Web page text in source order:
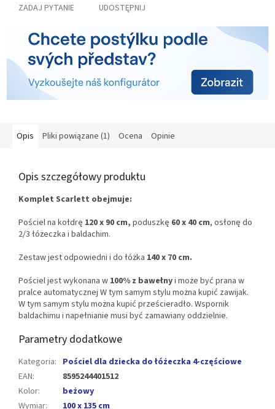
ZADAJ PYTANIE UDOSTĘPNIJ
Opis Pliki powiązane (1) Ocena Opinie
Opis szczegółowy produktu
Komplet Scarlett obejmuje:
Pościel na kołdrę 120 x 90 cm, poduszkę 60 x 40 cm, osłonę do
2/3 łóżeczka i baldachim.
Zestaw jest odpowiedni i do łóżka 140 x 70 cm.
Pościel jest wykonana w 100% z bawełnyi może być prana w
pralce automatycznej W tym samym stylu można kupić zawijak.
W tym samym stylu można kupić prześcieradło. Wspornik
baldachimu i napełnianie musi być zamawiany oddzielnie.
Parametry dodatkowe
Kategoria: Pościel dla dziecka do łóżeczka 4-częściowe
EAN:
8595244401512
Kolor:
beżowy
Wymiar: 100 x 135 cm